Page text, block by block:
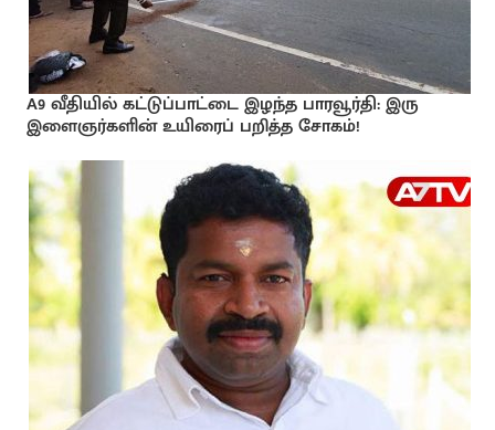
A9 வீதியில் கட்டுப்பாட்டை இழந்த பாரவூர்தி: இரு
இளைஞர்களின் உயிரைப் பறித்த சோகம்!